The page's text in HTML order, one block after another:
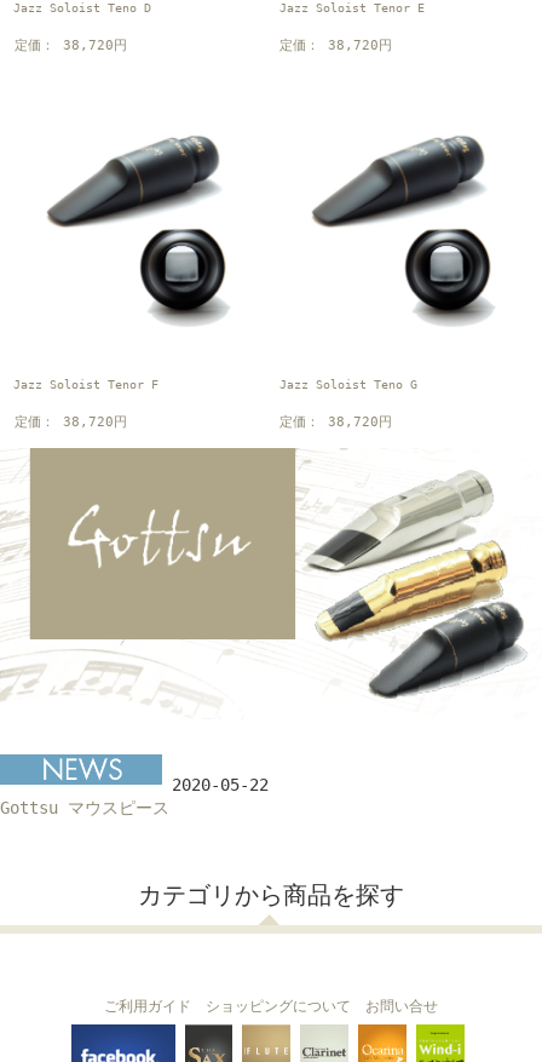
Jazz Soloist Teno D
定価： 38,720円
Jazz Soloist Tenor E
定価： 38,720円
Jazz Soloist Tenor F
定価： 38,720円
Jazz Soloist Teno G
定価： 38,720円
2020-05-22
Gottsu マウスピース
カテゴリから商品を探す
ご利用ガイド ショッピングについて お問い合せ